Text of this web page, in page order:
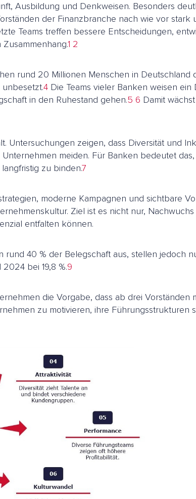
Ausbildung und Denkweisen. Besonders
der Finanzbranche nach wie vor
Teams treffen bessere Entscheidungen,
1 2
rund 20 Millionen Menschen in Deutschland
4 Die Teams vieler Banken weisen
in den Ruhestand gehen.5 6 Damit
Untersuchungen zeigen, dass Diversität und
meiden. Für Banken bedeutet
zu binden.7
moderne Kampagnen und sichtbare
Ziel ist es nicht nur,
entfalten können.
40 % der Belegschaft aus, stellen jedoch
bei 19,8 %.9
die Vorgabe, dass ab drei
zu motivieren, ihre